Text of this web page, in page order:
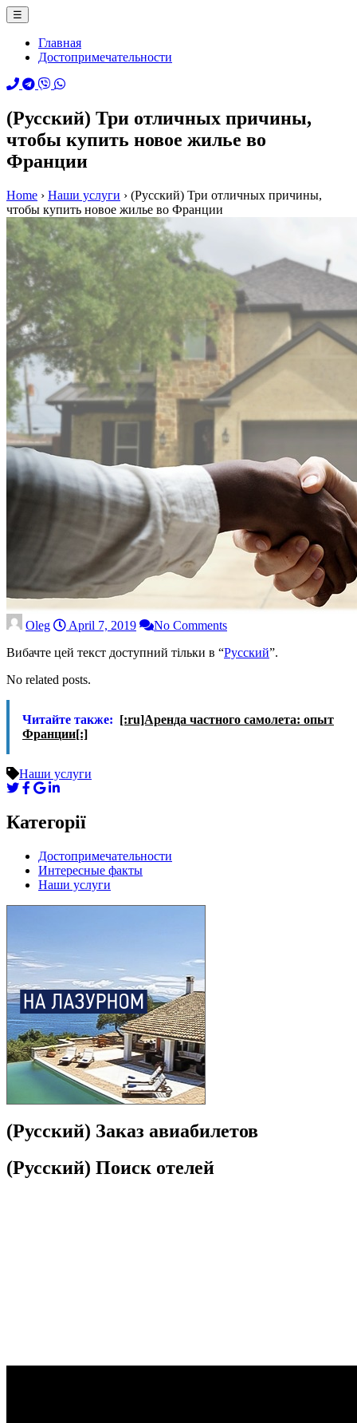
☰
Главная
Достопримечательности
(Русский) Три отличных причины,
чтобы купить новое жилье во
Франции
Home › Наши услуги › (Русский) Три отличных причины,
чтобы купить новое жилье во Франции
Oleg April 7, 2019
No Comments
Вибачте цей текст доступний тільки в “Русский”.
No related posts.
Читайте также: [:ru]Аренда частного самолета: опыт
Франции[:]
Наши услуги
Категорії
Достопримечательности
Интересные факты
Наши услуги
(Русский) Заказ авиабилетов
(Русский) Поиск отелей